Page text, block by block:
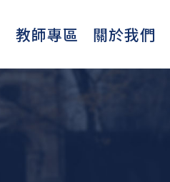
教師專區 關於我們